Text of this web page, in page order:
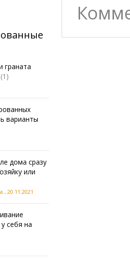
граната
(1)
варианты
дома сразу
или
, 20.11.2021
себя на